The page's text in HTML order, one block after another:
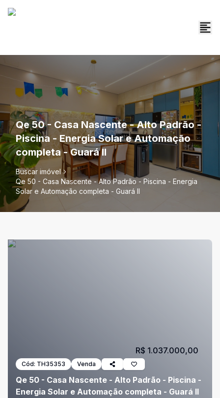
Qe 50 - Casa Nascente - Alto Padrão -
Piscina - Energia Solar e Automação
completa - Guará II
Buscar imóvel
Qe 50 - Casa Nascente - Alto Padrão - Piscina - Energia
Solar e Automação completa - Guará II
Cód: TH35353 Venda
Qe 50 - Casa Nascente - Alto Padrão - Piscina -
Energia Solar e Automação completa - Guará II
R$ 1.037.000,00